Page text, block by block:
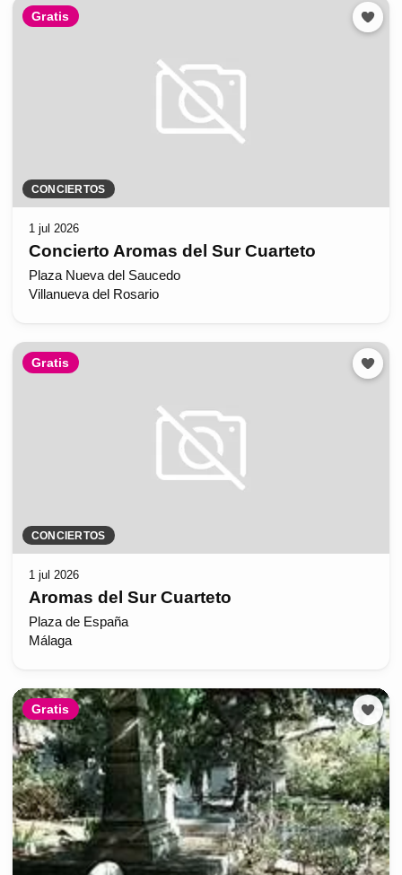
Gratis
CONCIERTOS
1 jul 2026
Concierto Aromas del Sur Cuarteto
Plaza Nueva del Saucedo
Villanueva del Rosario
Gratis
CONCIERTOS
1 jul 2026
Aromas del Sur Cuarteto
Plaza de España
Málaga
Gratis